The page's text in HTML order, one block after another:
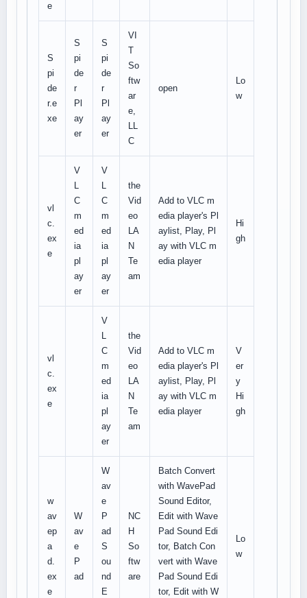
e
S
pi
de
r.e
xe
S
pi
de
r
Pl
ay
er
S
pi
de
r
Pl
ay
er
VI
T
So
ftw
ar
e,
LL
C
open
Lo
w
vl
c.
ex
e
V
L
C
m
ed
ia
pl
ay
er
V
L
C
m
ed
ia
pl
ay
er
the
Vid
eo
LA
N
Te
am
Add to VLC m
edia player's Pl
aylist, Play, Pl
ay with VLC m
edia player
Hi
gh
vl
c.
ex
e
V
L
C
m
ed
ia
pl
ay
er
the
Vid
eo
LA
N
Te
am
Add to VLC m
edia player's Pl
aylist, Play, Pl
ay with VLC m
edia player
V
er
y
Hi
gh
w
av
ep
a
d.
ex
e
W
av
e
P
ad
W
av
e
P
ad
S
ou
nd
E
NC
H
So
ftw
are
Batch Convert
with WavePad
Sound Editor,
Edit with Wave
Pad Sound Edi
tor, Batch Con
vert with Wave
Pad Sound Edi
tor, Edit with W
Lo
w